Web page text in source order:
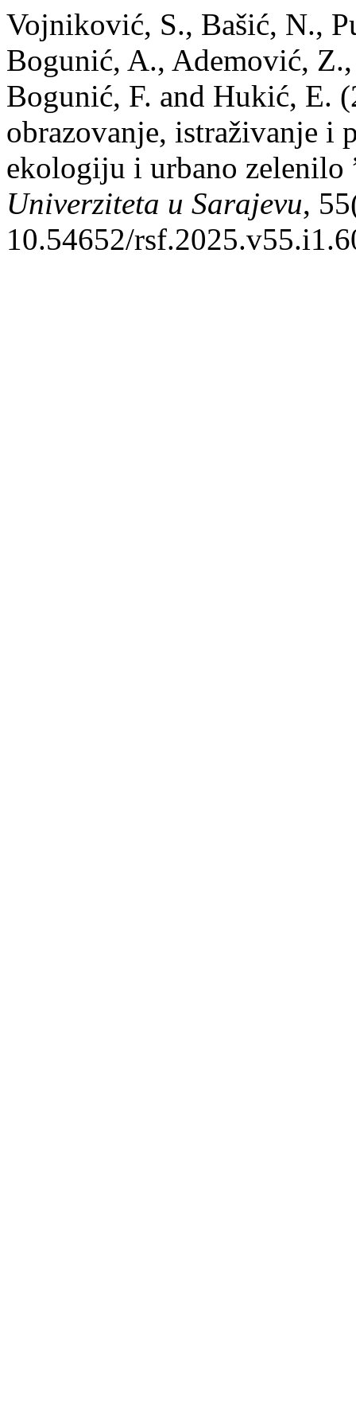
Vojniković, S., Bašić, N.,
Bogunić, A., Ademović,
Bogunić, F. and Hukić, E.
obrazovanje, istraživanje i
ekologiju i urbano zelenilo
Univerziteta u Sarajevu,
10.54652/